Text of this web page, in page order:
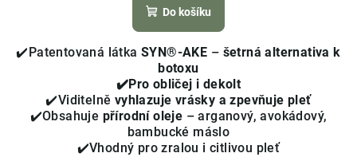
produktu
z
5
hvězdiček.
Do košíku
✔️Patentovaná látkaSYN®-AKE – šetrná alternativa k
botoxu
✔️Pro obličej i dekolt
✔️Viditelně vyhlazuje vrásky a zpevňuje pleť
✔️Obsahuje přírodní oleje – arganový, avokádový,
bambucké máslo
✔️Vhodný pro zralou i citlivou pleť